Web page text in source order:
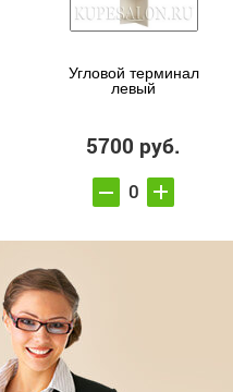
Угловой терминал
левый
5700 руб.